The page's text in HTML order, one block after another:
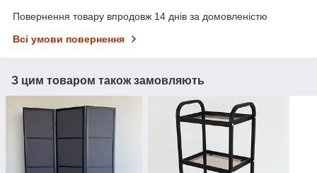
Повернення товару впродовж 14 днів за домовленістю
Всі умови повернення
З цим товаром також замовляють